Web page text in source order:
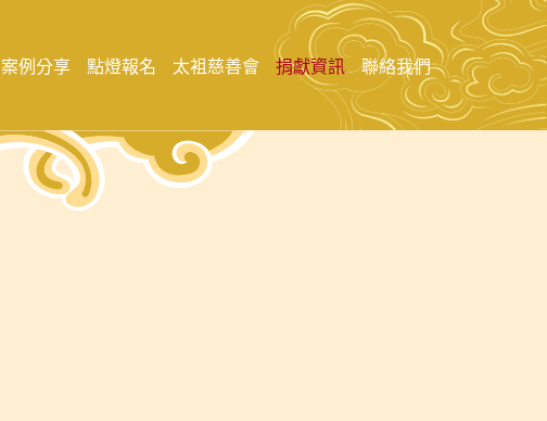
案例分享 點燈報名 太袓慈善會 捐獻資訊 聯絡我們